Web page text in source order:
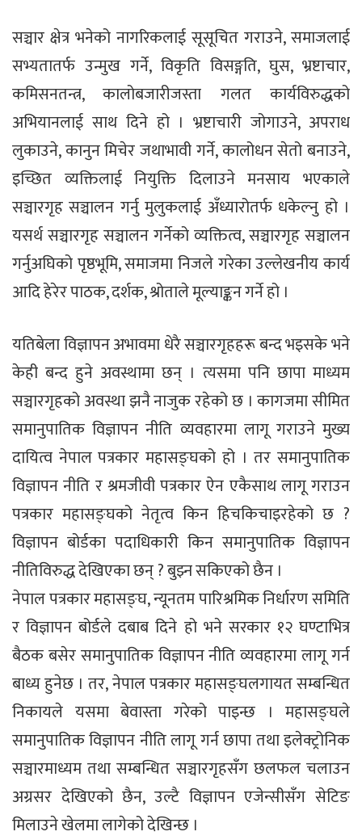
सञ्चार क्षेत्र भनेको नागरिकलाई सूसूचित गराउने, समाजलाई
सभ्यतातर्फ उन्मुख गर्ने, विकृति विसङ्गति, घुस, भ्रष्टाचार,
कमिसनतन्त्र, कालोबजारीजस्ता गलत कार्यविरुद्धको
अभियानलाई साथ दिने हो । भ्रष्टाचारी जोगाउने, अपराध
लुकाउने, कानुन मिचेर जथाभावी गर्ने, कालोधन सेतो बनाउने,
इच्छित व्यक्तिलाई नियुक्ति दिलाउने मनसाय भएकाले
सञ्चारगृह सञ्चालन गर्नु मुलुकलाई अँध्यारोतर्फ धकेल्नु हो ।
यसर्थ सञ्चारगृह सञ्चालन गर्नेको व्यक्तित्व, सञ्चारगृह सञ्चालन
गर्नुअघिको पृष्ठभूमि, समाजमा निजले गरेका उल्लेखनीय कार्य
आदि हेरेर पाठक, दर्शक, श्रोताले मूल्याङ्कन गर्ने हो ।
यतिबेला विज्ञापन अभावमा धेरै सञ्चारगृहहरू बन्द भइसके भने
केही बन्द हुने अवस्थामा छन् । त्यसमा पनि छापा माध्यम
सञ्चारगृहको अवस्था झनै नाजुक रहेको छ । कागजमा सीमित
समानुपातिक विज्ञापन नीति व्यवहारमा लागू गराउने मुख्य
दायित्व नेपाल पत्रकार महासङ्घको हो । तर समानुपातिक
विज्ञापन नीति र श्रमजीवी पत्रकार ऐन एकैसाथ लागू गराउन
पत्रकार महासङ्घको नेतृत्व किन हिचकिचाइरहेको छ ?
विज्ञापन बोर्डका पदाधिकारी किन समानुपातिक विज्ञापन
नीतिविरुद्ध देखिएका छन् ? बुझ्न सकिएको छैन ।
नेपाल पत्रकार महासङ्घ, न्यूनतम पारिश्रमिक निर्धारण समिति
र विज्ञापन बोर्डले दबाब दिने हो भने सरकार १२ घण्टाभित्र
बैठक बसेर समानुपातिक विज्ञापन नीति व्यवहारमा लागू गर्न
बाध्य हुनेछ । तर, नेपाल पत्रकार महासङ्घलगायत सम्बन्धित
निकायले यसमा बेवास्ता गरेको पाइन्छ । महासङ्घले
समानुपातिक विज्ञापन नीति लागू गर्न छापा तथा इलेक्ट्रोनिक
सञ्चारमाध्यम तथा सम्बन्धित सञ्चारगृहसँग छलफल चलाउन
अग्रसर देखिएको छैन, उल्टै विज्ञापन एजेन्सीसँग सेटिङ
मिलाउने खेलमा लागेको देखिन्छ ।